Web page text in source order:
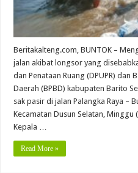
Beritakalteng.com, BUNTOK –
jalan akibat longsor yang
dan Penataan Ruang (DPUPR) dan
Daerah (BPBD) kabupaten Barito
sak pasir di jalan Palangka Raya –
Kecamatan Dusun Selatan,
Kepala …
Read More »